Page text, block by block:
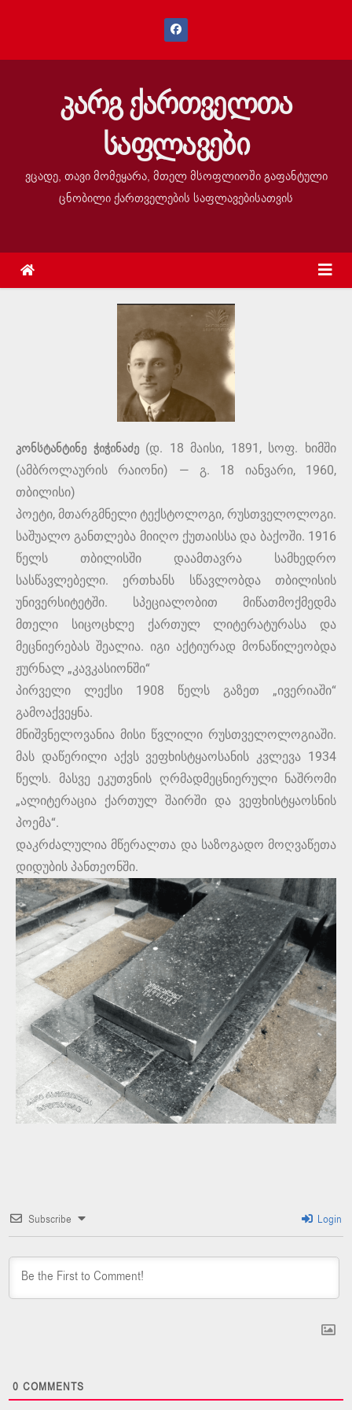
კარგ ქართველთა
საფლავები
ვცადე, თავი მომეყარა, მთელ მსოფლიოში გაფანტული
ცნობილი ქართველების საფლავებისათვის
კონსტანტინე ჭიჭინაძე(დ. 18 მაისი, 1891, სოფ. ხიმში
(ამბროლაურის რაიონი) — გ. 18 იანვარი, 1960,
თბილისი)
პოეტი, მთარგმნელი ტექსტოლოგი, რუსთველოლოგი.
საშუალო განთლება მიიღო ქუთაისსა და ბაქოში. 1916
წელს თბილისში დაამთავრა სამხედრო
სასწავლებელი. ერთხანს სწავლობდა თბილისის
უნივერსიტეტში. სპეციალობით მიწათმოქმედმა
მთელი სიცოცხლე ქართულ ლიტერატურასა და
მეცნიერებას შეალია. იგი აქტიურად მონაწილეობდა
ჟურნალ „კავკასიონში“
პირველი ლექსი 1908 წელს გაზეთ „ივერიაში“
გამოაქვეყნა.
მნიშვნელოვანია მისი წვლილი რუსთველოლოგიაში.
მას დაწერილი აქვს ვეფხისტყაოსანის კვლევა 1934
წელს. მასვე ეკუთვნის ღრმადმეცნიერული ნაშრომი
„ალიტერაცია ქართულ შაირში და ვეფხისტყაოსნის
პოემა“.
დაკრძალულია მწერალთა და საზოგადო მოღვაწეთა
დიდუბის პანთეონში.
Subscribe Login
0 COMMENTS